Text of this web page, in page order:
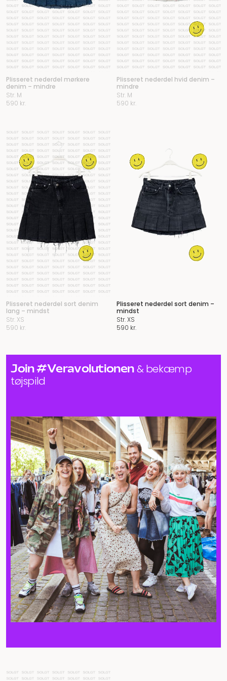
Plisseret nederdel mørkere
denim – mindre
Str. M
590 kr.
Plisseret nederdel hvid denim –
mindre
Str. M
590 kr.
Plisseret nederdel sort denim
lang – mindst
Str. XS
590 kr.
Plisseret nederdel sort denim –
mindst
Str. XS
590 kr.
Join #Veravolutionen& bekæmp
tøjspild